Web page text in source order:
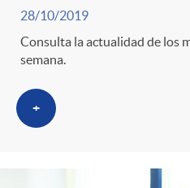
28/10/2019
Consulta la actualidad de los
semana.
+